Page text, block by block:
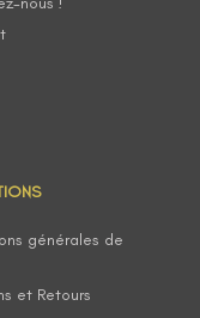
générales de
et Retours